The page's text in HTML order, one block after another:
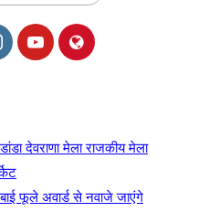
डांडा देवराणा मेला राजकीय मेला
फूले अवार्ड से नवाजे जाएंगे